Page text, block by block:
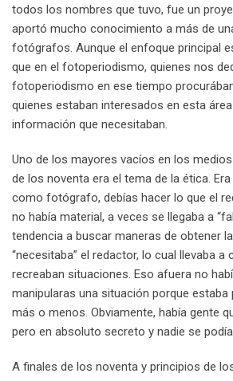
todos los nombres que tuvo, fue un
aportó mucho conocimiento a más de
fotógrafos. Aunque el enfoque principal
que en el fotoperiodismo, quienes nos
fotoperiodismo en ese tiempo
quienes estaban interesados en esta
información que necesitaban.
Uno de los mayores vacíos en los
de los noventa era el tema de la ética.
como fotógrafo, debías hacer lo que el
no había material, a veces se llegaba a
tendencia a buscar maneras de obtener
“necesitaba” el redactor, lo cual llevaba a
recreaban situaciones. Eso afuera no
manipularas una situación porque estaba
más o menos. Obviamente, había gente
pero en absoluto secreto y nadie se
A finales de los noventa y principios de